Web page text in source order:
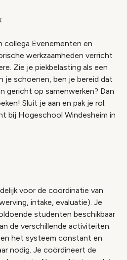
collega Evenementen en
werkzaamheden verricht
Zie je piekbelasting als een
je schoenen, ben je bereid dat
gericht op samenwerken? Dan
Sluit je aan en pak je rol.
bij Hogeschool Windesheim in
voor de coördinatie van
intake, evaluatie). Je
studenten beschikbaar
de verschillende activiteiten.
het systeem constant en
nodig. Je coördineert de